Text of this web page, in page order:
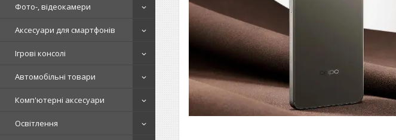
Фото-, відеокамери
Аксесуари для смартфонів
Ігрові консолі
Автомобільні товари
Комп'ютерні аксесуари
Освітлення